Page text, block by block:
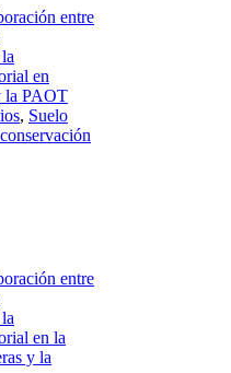
entre
en
la PAOT
, Suelo
entre
en la
y la